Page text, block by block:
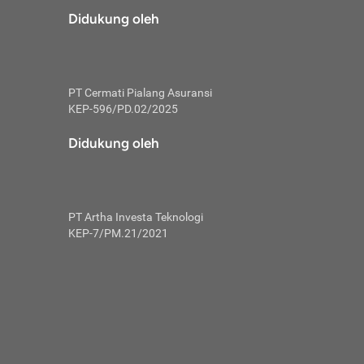
tidak
skor
Mulai
kembali ideal.
utang
Didukung oleh
PT Cermati Pialang Asuransi
KEP-596/PD.02/2025
Didukung oleh
PT Artha Investa Teknologi
KEP-7/PM.21/2021